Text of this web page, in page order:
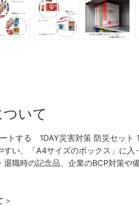
いて
トする 1DAY災害対策 防災セット
い、「A4サイズのボックス」に入
退職時の記念品、企業のBCP対策や
＞